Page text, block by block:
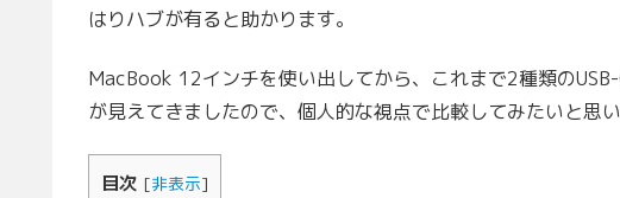
はりハブが有ると助かります。
MacBook 12インチを使い出してから、これまで2種類の
が見えてきましたので、個人的な視点で比較してみたいと思い
目次 [非表示]